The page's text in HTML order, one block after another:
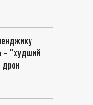
– "худший
дрон